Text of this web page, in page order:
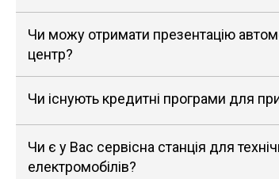
Чи можу отримати презентацію
центр?
Чи існують кредитні програми для
Чи є у Вас сервісна станція для
електромобілів?